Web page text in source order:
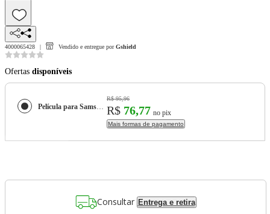
4000065428 Vendido e entregue por Gshield
Ofertas disponíveis
Película para Samsung Galaxy Tab e 9.6 T560 / T561 - Vidro Dupla - Gshield
R$ 95,96
R$ 76,77 no pix
Mais formas de pagamento
Consultar Entrega e retira